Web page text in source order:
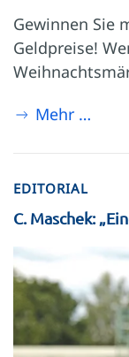
Gewinnen Sie
Geldpreise!
Mehr …
EDITORIAL
C. Maschek: